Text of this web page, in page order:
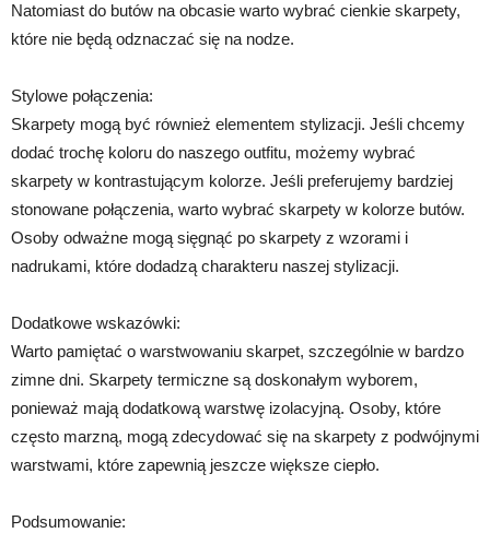
Natomiast do butów na obcasie warto wybrać cienkie skarpety,
które nie będą odznaczać się na nodze.
Stylowe połączenia:
Skarpety mogą być również elementem stylizacji. Jeśli chcemy
dodać trochę koloru do naszego outfitu, możemy wybrać
skarpety w kontrastującym kolorze. Jeśli preferujemy bardziej
stonowane połączenia, warto wybrać skarpety w kolorze butów.
Osoby odważne mogą sięgnąć po skarpety z wzorami i
nadrukami, które dodadzą charakteru naszej stylizacji.
Dodatkowe wskazówki:
Warto pamiętać o warstwowaniu skarpet, szczególnie w bardzo
zimne dni. Skarpety termiczne są doskonałym wyborem,
ponieważ mają dodatkową warstwę izolacyjną. Osoby, które
często marzną, mogą zdecydować się na skarpety z podwójnymi
warstwami, które zapewnią jeszcze większe ciepło.
Podsumowanie: